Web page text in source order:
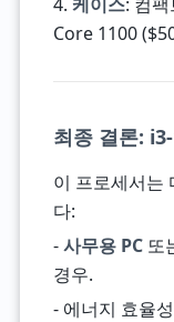
Core 1100
최종 결론:
이 프로세서는
다:
-사무용 PC또
경우.
- 에너지 효율